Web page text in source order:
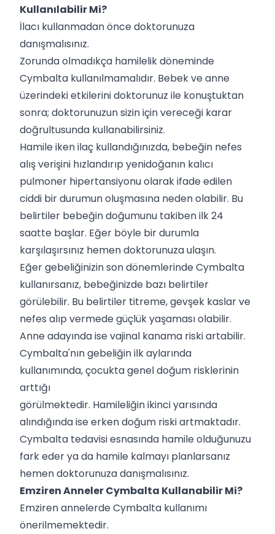
Kullanılabilir Mi?
İlacı kullanmadan önce doktorunuza
danışmalısınız.
Zorunda olmadıkça hamilelik döneminde
Cymbalta kullanılmamalıdır. Bebek ve anne
üzerindeki etkilerini doktorunuz ile konuştuktan
sonra; doktorunuzun sizin için vereceği karar
doğrultusunda kullanabilirsiniz.
Hamile iken ilaç kullandığınızda, bebeğin nefes
alış verişini hızlandırıp yenidoğanın kalıcı
pulmoner hipertansiyonu olarak ifade edilen
ciddi bir durumun oluşmasına neden olabilir. Bu
belirtiler bebeğin doğumunu takiben ilk 24
saatte başlar. Eğer böyle bir durumla
karşılaşırsınız hemen doktorunuza ulaşın.
Eğer gebeliğinizin son dönemlerinde Cymbalta
kullanırsanız, bebeğinizde bazı belirtiler
görülebilir. Bu belirtiler titreme, gevşek kaslar ve
nefes alıp vermede güçlük yaşaması olabilir.
Anne adayında ise vajinal kanama riski artabilir.
Cymbalta'nın gebeliğin ilk aylarında
kullanımında, çocukta genel doğum risklerinin
arttığı
görülmektedir. Hamileliğin ikinci yarısında
alındığında ise erken doğum riski artmaktadır.
Cymbalta tedavisi esnasında hamile olduğunuzu
fark eder ya da hamile kalmayı planlarsanız
hemen doktorunuza danışmalısınız.
Emziren Anneler Cymbalta Kullanabilir Mi?
Emziren annelerde Cymbalta kullanımı
önerilmemektedir.